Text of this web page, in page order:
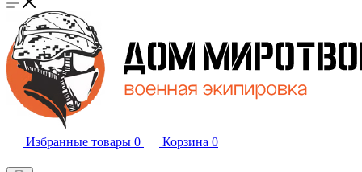
Избранные товары 0 Корзина 0